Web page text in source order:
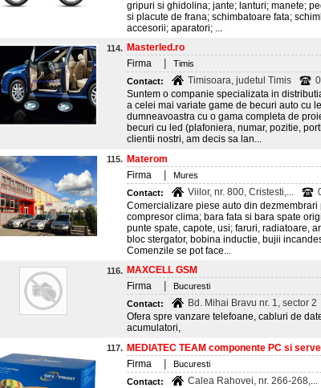
gripuri si ghidolina; jante; lanturi; manete;
si placute de frana; schimbatoare fata;
accesorii; aparatori; ...
114. Masterled.ro
Firma
Timis
Contact:
Timisoara, judetul Timis
Suntem o companie specializata in
a celei mai variate game de becuri auto cu
dumneavoastra cu o gama completa de
becuri cu led (plafoniera, numar, pozitie,
clientii nostri, am decis sa lan...
115. Materom
Firma
Mures
Contact:
Viilor, nr. 800, Cristesti,...
Comercializare piese auto din
compresor clima; bara fata si bara spate
punte spate, capote, usi; faruri, radiatoare,
bloc stergator, bobina inductie, bujii
Comenzile se pot face...
116. MAXCELL GSM
Firma
Bucuresti
Contact:
Bd. Mihai Bravu nr. 1, sector 2
Ofera spre vanzare telefoane, cabluri de
acumulatori,
117. MEDIATEC TEAM componente PC si
Firma
Bucuresti
Contact:
Calea Rahovei, nr. 266-268,...